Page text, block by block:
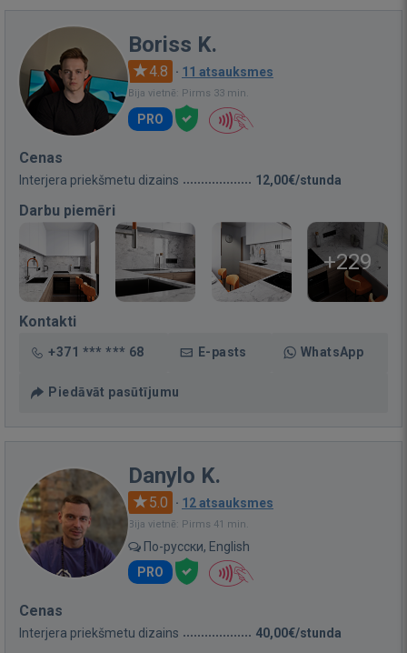
Boriss K.
4.8 · 11 atsauksmes
Bija vietnē: Pirms 33 min.
PRO
Cenas
Interjera priekšmetu dizains 12,00€/stunda
Darbu piemēri
+229
Kontakti
+371 *** *** 68 E-pasts WhatsApp
Piedāvāt pasūtījumu
Danylo K.
5.0 · 12 atsauksmes
Bija vietnē: Pirms 41 min.
По-русски, English
PRO
Cenas
Interjera priekšmetu dizains 40,00€/stunda